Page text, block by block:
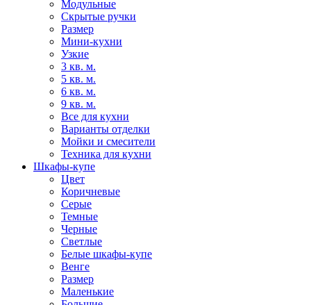
Модульные
Скрытые ручки
Размер
Мини-кухни
Узкие
3 кв. м.
5 кв. м.
6 кв. м.
9 кв. м.
Все для кухни
Варианты отделки
Мойки и смесители
Техника для кухни
Шкафы-купе
Цвет
Коричневые
Серые
Темные
Черные
Светлые
Белые шкафы-купе
Венге
Размер
Маленькие